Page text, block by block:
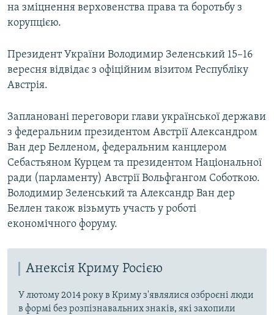
на зміцнення верховенства права та боротьбу з
корупцією.
Президент України Володимир Зеленський 15–16
вересня відвідає з офіційним візитом Республіку
Австрія.
Заплановані переговори глави української держави
з федеральним президентом Австрії Александром
Ван дер Белленом, федеральним канцлером
Себастьяном Курцем та президентом Національної
ради (парламенту) Австрії Вольфгангом Соботкою.
Володимир Зеленський та Александр Ван дер
Беллен також візьмуть участь у роботі
економічного форуму.
Анексія Криму Росією
У лютому 2014 року в Криму з'являлися озброєні люди
в формі без розпізнавальних знаків, які захопили